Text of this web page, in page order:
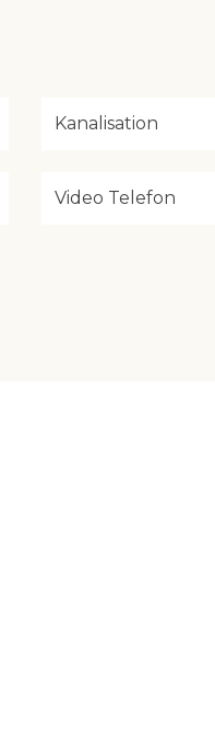
Kanalisation
Video Telefon